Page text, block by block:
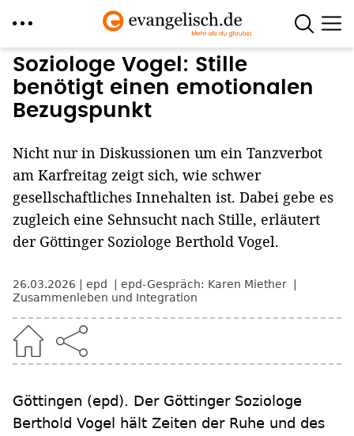
Direkt
zum
Inhalt
Soziologe Vogel: Stille
benötigt einen emotionalen
Bezugspunkt
Nicht nur in Diskussionen um ein Tanzverbot
am Karfreitag zeigt sich, wie schwer
gesellschaftliches Innehalten ist. Dabei gebe es
zugleich eine Sehnsucht nach Stille, erläutert
der Göttinger Soziologe Berthold Vogel.
26.03.2026 epd
epd-Gespräch: Karen Miether
Zusammenleben und Integration
Göttingen (epd). Der Göttinger Soziologe
Berthold Vogel hält Zeiten der Ruhe und des